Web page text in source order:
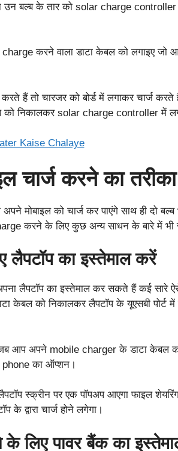
उन बल्ब के तार को solar charge
करने वाला डाटा केबल को लगाइए जो
हैं तो चारजर को बोर्ड में लगाकर चार्ज
निकालकर solar charge controller में
Kaise Chalaye
चार्ज करने का तरीका
मोबाइल को चार्ज कर पाएंगे साथ ही दो बल्ब
करने के लिए कुछ अन्य साधन के बारे में भी
लैपटॉप का इस्तेमाल करें
लैपटॉप का इस्तेमाल कर सकते हैं कई सारे
केबल को निकालकर लैपटॉप के यूएसबी पोर्ट में
आप अपने mobile charger के डाटा केबल को
phone का ऑप्शन।
स्क्रीन पर एक पॉपअप आएगा फाइल
द्वारा चार्ज होने लगेगा।
लिए पावर बैंक का